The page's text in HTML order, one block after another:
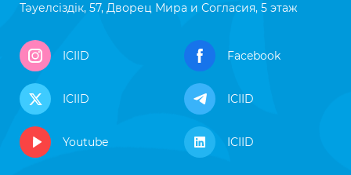
Тәуелсіздік, 57, Дворец Мира и Согласия, 5 этаж
ICIID Facebook
ICIID ICIID
Youtube ICIID